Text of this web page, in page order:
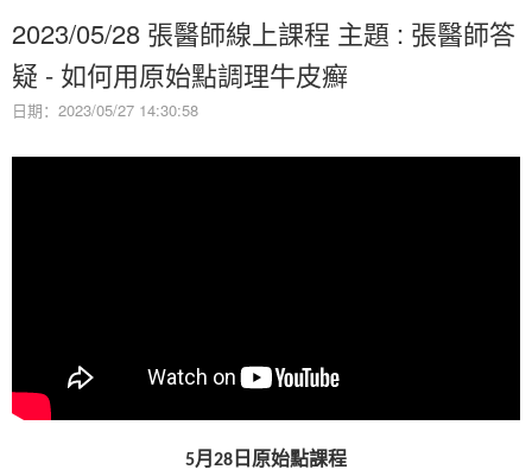
2023/05/28 張醫師線上課程 主題 : 張醫師答
疑 - 如何用原始點調理牛皮癬
日期：2023/05/27 14:30:58
5月28日原始點課程